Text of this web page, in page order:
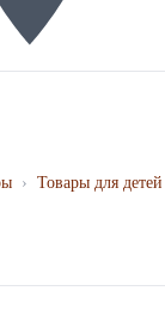
› Товары для детей